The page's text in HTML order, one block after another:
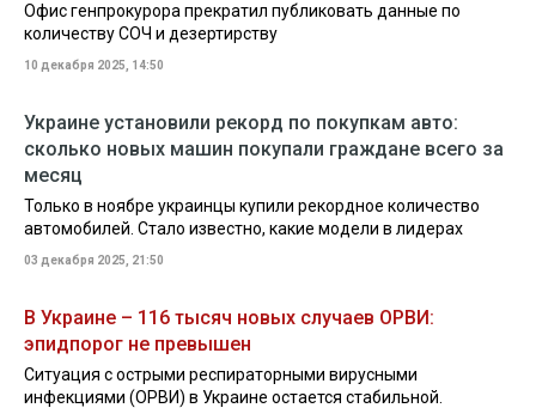
Офис генпрокурора прекратил публиковать данные по
количеству СОЧ и дезертирству
10 декабря 2025, 14:50
Украине установили рекорд по покупкам авто:
сколько новых машин покупали граждане всего за
месяц
Только в ноябре украинцы купили рекордное количество
автомобилей. Стало известно, какие модели в лидерах
03 декабря 2025, 21:50
В Украине – 116 тысяч новых случаев ОРВИ:
эпидпорог не превышен
Ситуация с острыми респираторными вирусными
инфекциями (ОРВИ) в Украине остается стабильной.